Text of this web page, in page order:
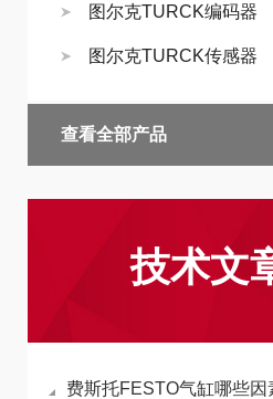
图尔克TURCK编码器
图尔克TURCK传感器
查看全部产品
技术文
费斯托FESTO气缸哪些因素会导致气缸